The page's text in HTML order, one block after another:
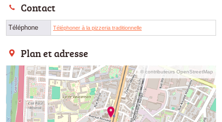
Contact
Téléphone Téléphoner à la pizzeria traditionnelle
Plan et adresse
© contributeurs OpenStreetMap